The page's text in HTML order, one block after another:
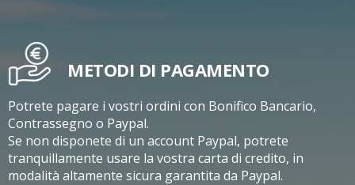
METODI DI PAGAMENTO
Potrete pagare i vostri ordini con Bonifico Bancario,
Contrassegno o Paypal.
Se non disponete di un account Paypal, potrete
tranquillamente usare la vostra carta di credito, in
modalità altamente sicura garantita da Paypal.